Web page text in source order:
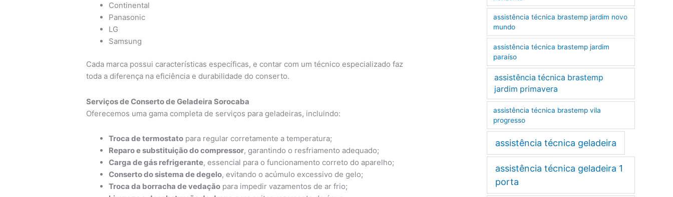
Continental
Panasonic
LG
Samsung
Cada marca possui características específicas, e contar com um técnico especializado faz
toda a diferença na eficiência e durabilidade do conserto.
Serviços de Conserto de Geladeira Sorocaba
Oferecemos uma gama completa de serviços para geladeiras, incluindo:
Troca de termostato para regular corretamente a temperatura;
Reparo e substituição do compressor, garantindo o resfriamento adequado;
Carga de gás refrigerante, essencial para o funcionamento correto do aparelho;
Conserto do sistema de degelo, evitando o acúmulo excessivo de gelo;
Troca da borracha de vedação para impedir vazamentos de ar frio;
assistência técnica brastemp jardim novo
mundo
assistência técnica brastemp jardim
paraíso
assistência técnica brastemp
jardim primavera
assistência técnica brastemp vila
progresso
assistência técnica geladeira
assistência técnica geladeira 1
porta